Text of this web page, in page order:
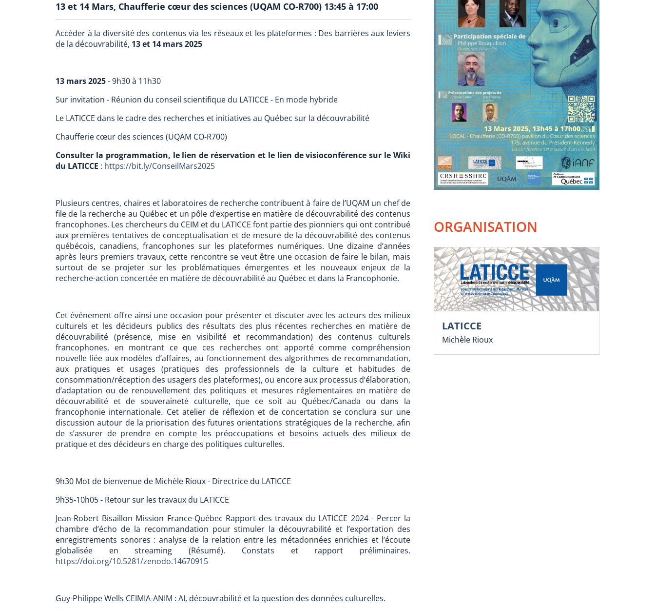
13 et 14 Mars, Chaufferie cœur des sciences (UQAM CO-R700) 13:45 à 17:00
Accéder à la diversité des contenus via les réseaux et les plateformes : Des barrières aux leviers
de la découvrabilité, 13 et 14 mars 2025
13 mars 2025- 9h30 à 11h30
Sur invitation - Réunion du conseil scientifique du LATICCE - En mode hybride
Le LATICCE dans le cadre des recherches et initiatives au Québec sur la découvrabilité
Chaufferie cœur des sciences (UQAM CO-R700)
Consulter la programmation, le lien de réservation et le lien de visioconférence sur le Wiki
du LATICCE : https://bit.ly/ConseilMars2025
Plusieurs centres, chaires et laboratoires de recherche contribuent à faire de l’UQAM un chef de
file de la recherche au Québec et un pôle d’expertise en matière de découvrabilité des contenus
francophones. Les chercheurs du CEIM et du LATICCE font partie des pionniers qui ont contribué
aux premières tentatives de conceptualisation et de mesure de la découvrabilité des contenus
québécois, canadiens, francophones sur les plateformes numériques. Une dizaine d’années
après leurs premiers travaux, cette rencontre se veut être une occasion de faire le bilan, mais
surtout de se projeter sur les problématiques émergentes et les nouveaux enjeux de la
recherche-action concertée en matière de découvrabilité au Québec et dans la Francophonie.
Cet événement offre ainsi une occasion pour présenter et discuter avec les acteurs des milieux
culturels et les décideurs publics des résultats des plus récentes recherches en matière de
découvrabilité (présence, mise en visibilité et recommandation) des contenus culturels
francophones, en montrant ce que ces recherches ont apporté comme compréhension
nouvelle liée aux modèles d’affaires, au fonctionnement des algorithmes de recommandation,
aux pratiques et usages (pratiques des professionnels de la culture et habitudes de
consommation/réception des usagers des plateformes), ou encore aux processus d’élaboration,
d’adaptation ou de renouvellement des politiques et mesures réglementaires en matière de
découvrabilité et de souveraineté culturelle, que ce soit au Québec/Canada ou dans la
francophonie internationale. Cet atelier de réflexion et de concertation se conclura sur une
discussion autour de la priorisation des futures orientations stratégiques de la recherche, afin
de s’assurer de prendre en compte les préoccupations et besoins actuels des milieux de
pratique et des décideurs en charge des politiques culturelles.
9h30 Mot de bienvenue de Michèle Rioux - Directrice du LATICCE
9h35-10h05 - Retour sur les travaux du LATICCE
Jean-Robert Bisaillon Mission France-Québec Rapport des travaux du LATICCE 2024 - Percer la
chambre d’écho de la recommandation pour stimuler la découvrabilité et l’exportation des
enregistrements sonores : analyse de la relation entre les métadonnées enrichies et l’écoute
globalisée en streaming (Résumé). Constats et rapport préliminaires.
https://doi.org/10.5281/zenodo.14670915
Guy-Philippe Wells CEIMIA-ANIM : AI, découvrabilité et la question des données culturelles.
ORGANISATION
LATICCE
Michèle Rioux